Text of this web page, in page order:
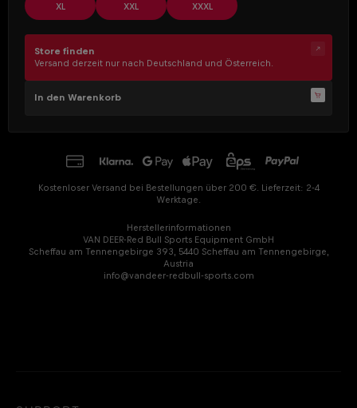
XL XXL XXXL
Store finden
Versand derzeit nur nach Deutschland und Österreich.
In den Warenkorb
Kostenloser Versand bei Bestellungen über 200 €. Lieferzeit: 2-4
Werktage.
Herstellerinformationen
VAN DEER-Red Bull Sports Equipment GmbH
Scheffau am Tennengebirge 393, 5440 Scheffau am Tennengebirge,
Austria
info@vandeer-redbull-sports.com